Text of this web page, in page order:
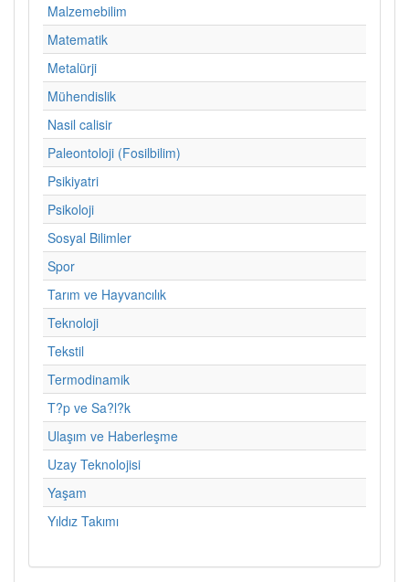
Malzemebilim
Matematik
Metalürji
Mühendislik
Nasil calisir
Paleontoloji (Fosilbilim)
Psikiyatri
Psikoloji
Sosyal Bilimler
Spor
Tarım ve Hayvancılık
Teknoloji
Tekstil
Termodinamik
T?p ve Sa?l?k
Ulaşım ve Haberleşme
Uzay Teknolojisi
Yaşam
Yıldız Takımı